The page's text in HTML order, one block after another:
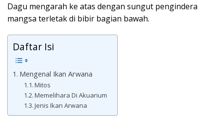
Dagu mengarah ke atas dengan sungut pengindera
mangsa terletak di bibir bagian bawah.
Daftar Isi
Mengenal Ikan Arwana
Mitos
Memelihara Di Akuarium
Jenis Ikan Arwana